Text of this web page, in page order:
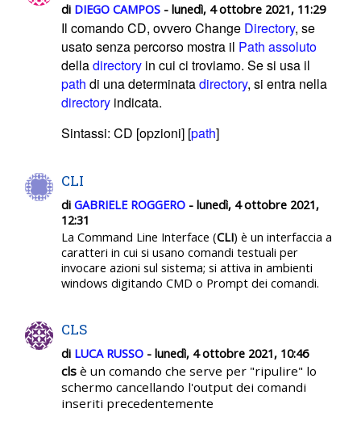
di DIEGO CAMPOS - lunedì, 4 ottobre 2021, 11:29
Il comando CD, ovvero Change Directory, se
usato senza percorso mostra il Path assoluto
delladirectory in cui ci troviamo. Sesi usa il
path di una determinatadirectory, si entra nella
directory indicata.
Sintassi: CD [opzioni] [path]
CLI
di GABRIELE ROGGERO - lunedì, 4 ottobre 2021,
12:31
La Command Line Interface (CLI) è un interfaccia a
caratteri in cui si usano comandi testuali per
invocare azioni sul sistema; si attiva in ambienti
windows digitando CMD o Prompt dei comandi.
CLS
di LUCA RUSSO - lunedì, 4 ottobre 2021, 10:46
cls è un comando che serve per "ripulire" lo
schermo cancellando l'output dei comandi
inseriti precedentemente